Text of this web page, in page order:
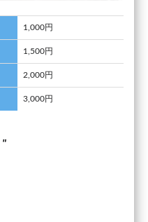
1,000円
1,500円
2,000円
3,000円